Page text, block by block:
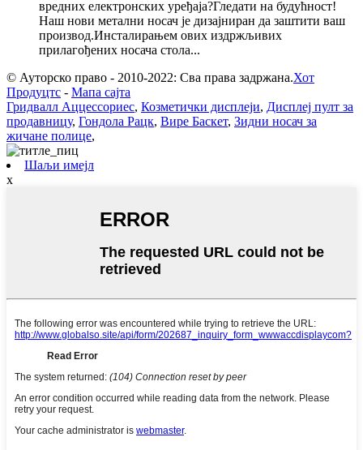
вредних електронских уређаја?Гледати на будућност!
Наш нови метални носач је дизајниран да заштити ваш
производ.Инсталирањем ових издржљивих
прилагођених носача стола...
© Ауторско право - 2010-2022: Сва права задржана.Хот
Продуцтс - Мапа сајта
Гридвалл Аццессориес, Козметички дисплеји, Дисплеј пулт за
продавницу, Гондола Рацк, Вире Баскет, Зидни носач за
жичане полице,
Шаљи имејл
x